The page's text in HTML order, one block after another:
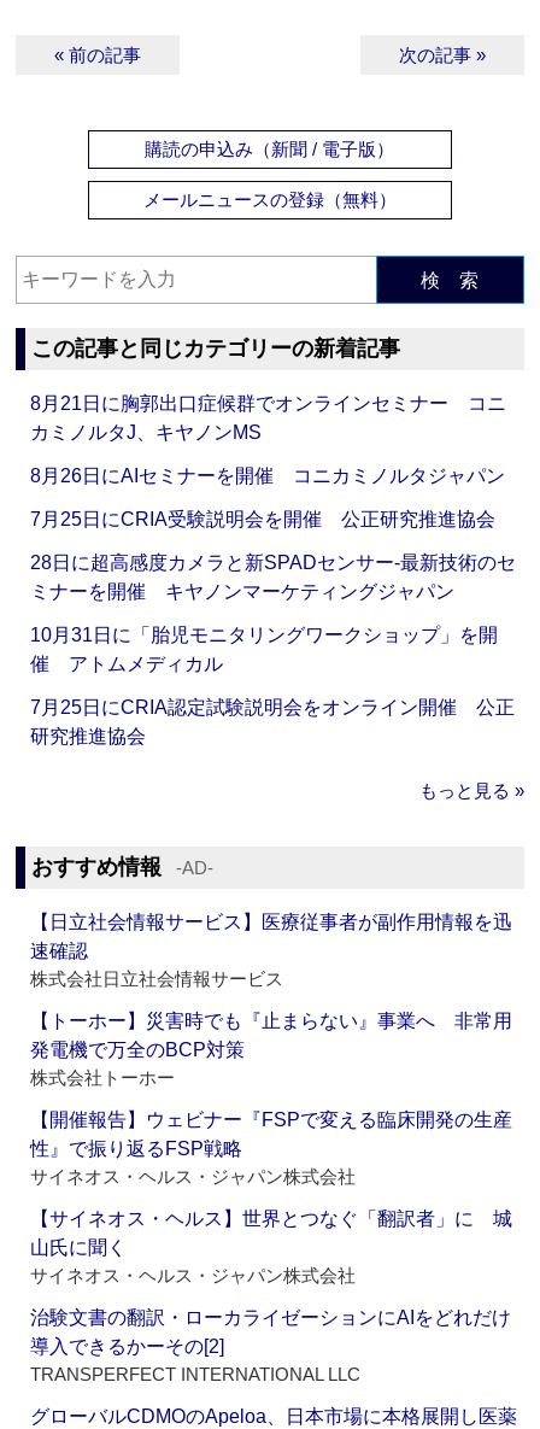
« 前の記事 次の記事 »
購読の申込み（新聞 / 電子版）
メールニュースの登録（無料）
検 索
この記事と同じカテゴリーの新着記事
8月21日に胸郭出口症候群でオンラインセミナー コニ
カミノルタJ、キヤノンMS
8月26日にAIセミナーを開催 コニカミノルタジャパン
7月25日にCRIA受験説明会を開催 公正研究推進協会
28日に超高感度カメラと新SPADセンサー‐最新技術のセ
ミナーを開催 キヤノンマーケティングジャパン
10月31日に「胎児モニタリングワークショップ」を開
催 アトムメディカル
7月25日にCRIA認定試験説明会をオンライン開催 公正
研究推進協会
もっと見る »
おすすめ情報 ‐AD‐
【日立社会情報サービス】医療従事者が副作用情報を迅
速確認
株式会社日立社会情報サービス
【トーホー】災害時でも『止まらない』事業へ 非常用
発電機で万全のBCP対策
株式会社トーホー
【開催報告】ウェビナー『FSPで変える臨床開発の生産
性』で振り返るFSP戦略
サイネオス・ヘルス・ジャパン株式会社
【サイネオス・ヘルス】世界とつなぐ「翻訳者」に 城
山氏に聞く
サイネオス・ヘルス・ジャパン株式会社
治験文書の翻訳・ローカライゼーションにAIをどれだけ
導入できるかーその[2]
TRANSPERFECT INTERNATIONAL LLC
グローバルCDMOのApeloa、日本市場に本格展開し医薬